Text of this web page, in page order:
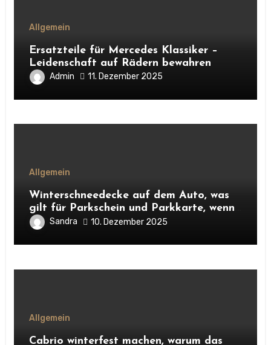
Allgemein
Ersatzteile für Mercedes Klassiker –
Leidenschaft auf Rädern bewahren
Admin 11. Dezember 2025
Allgemein
Winterschneedecke auf dem Auto, was
gilt für Parkschein und Parkkarte, wenn
alles zugeschneit ist?
Sandra 10. Dezember 2025
Allgemein
Cabrio winterfest machen, warum das